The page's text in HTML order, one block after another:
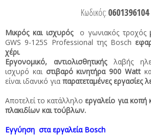
Κωδικός: 0601396104
Μικρός και ισχυρός ο γωνιακός τροχός
GWS 9-125S Professional της Bosch
χέρι.
Εργονομικό, αντιολισθητικής λαβής
ισχυρό και στιβαρό κινητήρα 900 Watt
είναι ιδανικό για παρατεταμένες εργασίες
Αποτελεί το κατάλληλο εργαλείο για κοπή
πλακιδίων και τούβλων.
Εγγύηση στα εργαλεία Bosch